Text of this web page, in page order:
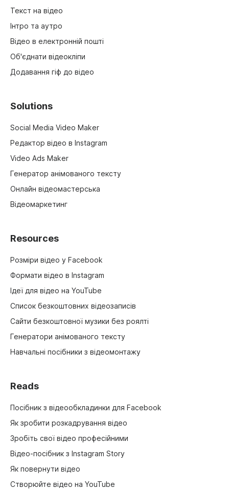
Текст на відео
Інтро та аутро
Відео в електронній пошті
Об'єднати відеокліпи
Додавання гіф до відео
Solutions
Social Media Video Maker
Редактор відео в Instagram
Video Ads Maker
Генератор анімованого тексту
Онлайн відеомастерська
Відеомаркетинг
Resources
Розміри відео у Facebook
Формати відео в Instagram
Ідеї для відео на YouTube
Список безкоштовних відеозаписів
Сайти безкоштовної музики без роялті
Генератори анімованого тексту
Навчальні посібники з відеомонтажу
Reads
Посібник з відеообкладинки для Facebook
Як зробити розкадрування відео
Зробіть свої відео професійними
Відео-посібник з Instagram Story
Як повернути відео
Створюйте відео на YouTube